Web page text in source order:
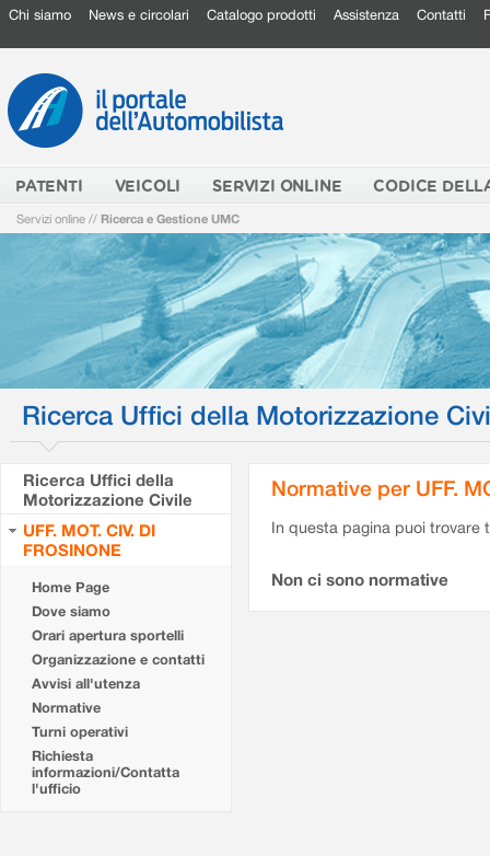
Chi siamo News e circolari Catalogo prodotti Assistenza Contatti
PATENTI VEICOLI SERVIZI ONLINE CODICE
Servizi online // Ricerca e Gestione UMC
Ricerca Uffici della Motorizzazione
Ricerca Uffici della
Motorizzazione Civile
UFF. MOT. CIV. DI
FROSINONE
Home Page
Dove siamo
Orari apertura sportelli
Organizzazione e contatti
Avvisi all'utenza
Normative
Turni operativi
Richiesta
informazioni/Contatta
l'ufficio
Normative per UFF.
In questa pagina puoi
Non ci sono normative